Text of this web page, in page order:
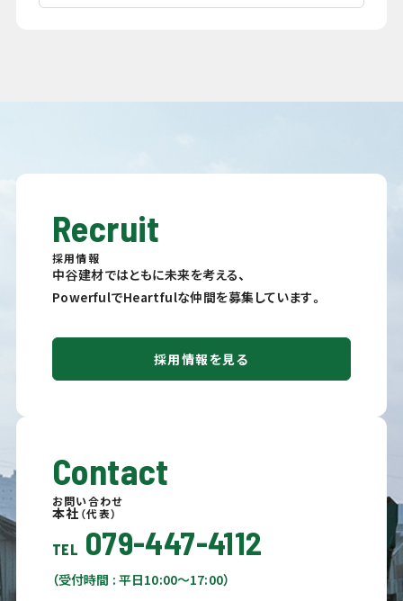
Recruit
採用情報
中谷建材ではともに未来を考える、
PowerfulでHeartfulな仲間を募集しています。
採用情報を見る
Contact
お問い合わせ
本社 （代表）
TEL 079-447-4112
（受付時間 : 平日10:00〜17:00）